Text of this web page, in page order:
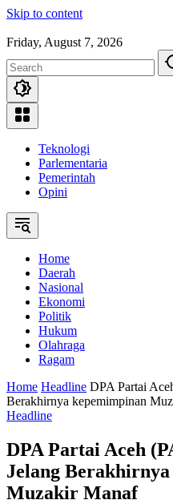
Skip to content
Friday, August 7, 2026
Teknologi
Parlementaria
Pemerintah
Opini
Home
Daerah
Nasional
Ekonomi
Politik
Hukum
Olahraga
Ragam
Home Headline DPA Partai
Berakhirnya kepemimpinan
Headline
DPA Partai Aceh
Jelang
Muzakir Manaf